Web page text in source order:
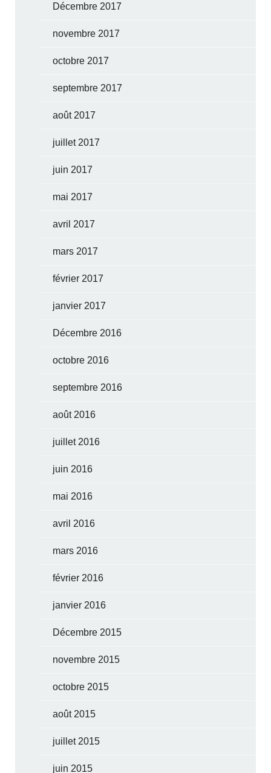
Décembre 2017
novembre 2017
octobre 2017
septembre 2017
août 2017
juillet 2017
juin 2017
mai 2017
avril 2017
mars 2017
février 2017
janvier 2017
Décembre 2016
octobre 2016
septembre 2016
août 2016
juillet 2016
juin 2016
mai 2016
avril 2016
mars 2016
février 2016
janvier 2016
Décembre 2015
novembre 2015
octobre 2015
août 2015
juillet 2015
juin 2015